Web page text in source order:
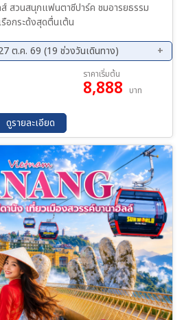
ส์ สวนสนุกแฟนตาซีปาร์ค ชมอารยธรรม
อกระด้งสุดตื่นเต้น
ต.ค. 69 (19 ช่วงวันเดินทาง)
12 ส.ค. 69 - 15 ส.ค. 69
20 ส.ค. 69 - 23 ส.ค. 69
27 ส.ค. 69 - 30 ส.ค. 69
11 ก.ย. 69 - 14 ก.ย. 69
19 ก.ย. 69 - 22 ก.ย. 69
02 ต.ค. 69 - 05 ต.ค. 69
08 ต.ค. 69 - 11 ต.ค. 69
16 ต.ค. 69 - 19 ต.ค. 69
23 ต.ค. 69 - 26 ต.ค. 69
ราคาเริ่มต้น
8,888 บาท
ดูรายละเอียด